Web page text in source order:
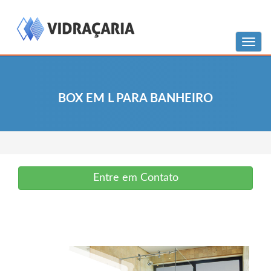
BOX EM L PARA BANHEIRO
Menu
Entre em Contato